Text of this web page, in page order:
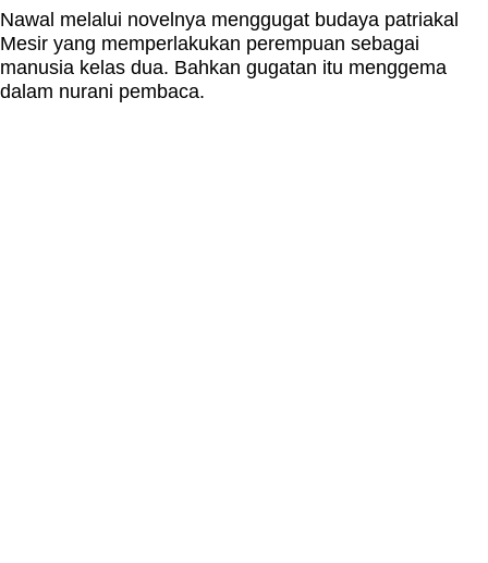
Nawal melalui novelnya menggugat budaya patriakal
Mesir yang memperlakukan perempuan sebagai
manusia kelas dua. Bahkan gugatan itu menggema
dalam nurani pembaca.